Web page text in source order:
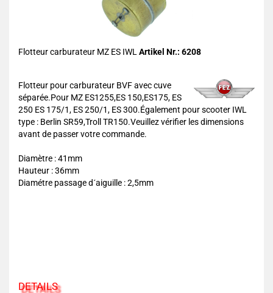
Flotteur carburateur MZ ES IWL Artikel Nr.: 6208
Flotteur pour carburateur BVF avec cuve
séparée.Pour MZ ES1255,ES 150,ES175, ES
250 ES 175/1, ES 250/1, ES 300.Également pour scooter IWL
type : Berlin SR59,Troll TR150.Veuillez vérifier les dimensions
avant de passer votre commande.
Diamètre : 41mm
Hauteur : 36mm
Diamétre passage d´aiguille : 2,5mm
DETAILS